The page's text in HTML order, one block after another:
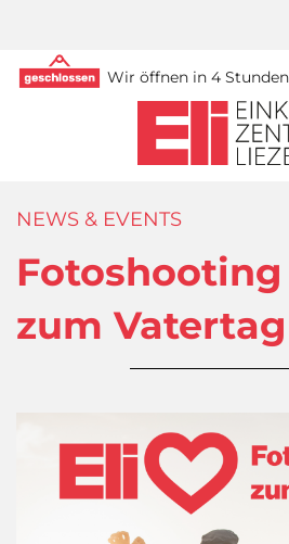
Wir öffnen in 4
NEWS & EVENTS
Fotoshooting
zum Vatertag